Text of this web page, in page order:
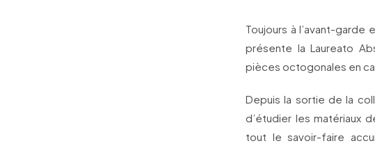
Toujours à l’avant-
présente la Laureato
pièces octogonales en
Depuis la sortie de la
d’étudier les matériaux
tout le savoir-faire